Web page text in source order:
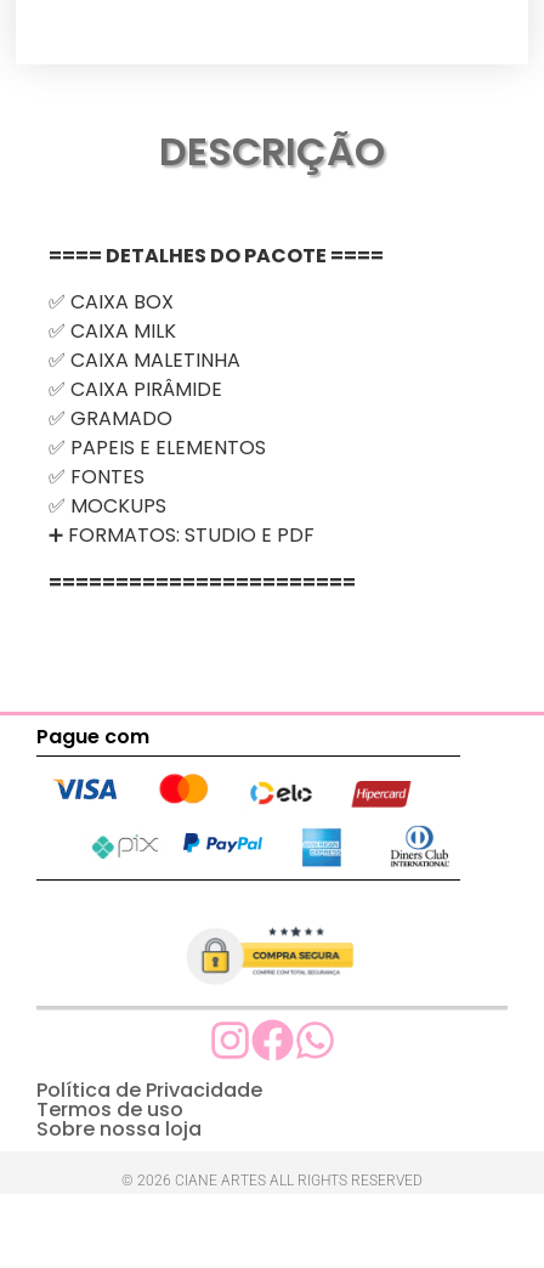
DESCRIÇÃO
==== DETALHES DO PACOTE ====
✅ CAIXA BOX
✅ CAIXA MILK
✅ CAIXA MALETINHA
✅ CAIXA PIRÂMIDE
✅ GRAMADO
✅ PAPEIS E ELEMENTOS
✅ FONTES
✅ MOCKUPS
➕ FORMATOS: STUDIO E PDF
=======================
Pague com
Política de Privacidade
Termos de uso
Sobre nossa loja
© 2026 CIANE ARTES ALL RIGHTS RESERVED